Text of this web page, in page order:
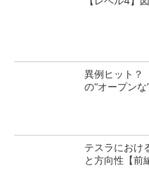
異例ヒット？
の“オープン
テスラにおけ
と方向性【前